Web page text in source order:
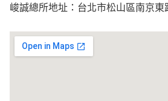
峻誠總所地址：台北市松山區南京